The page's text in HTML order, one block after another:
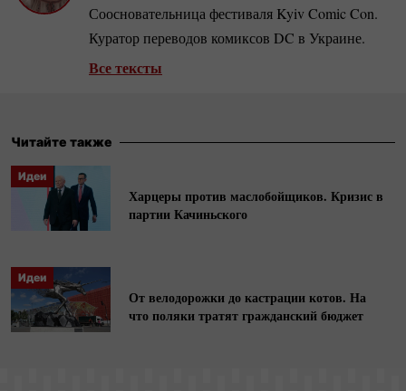
Соосновательница фестиваля Kyiv Comic Con.
Куратор переводов комиксов DC в Украине.
Все тексты
Читайте также
Идеи
Харцеры против маслобойщиков. Кризис в
партии Качиньского
Идеи
От велодорожки до кастрации котов. На
что поляки тратят гражданский бюджет